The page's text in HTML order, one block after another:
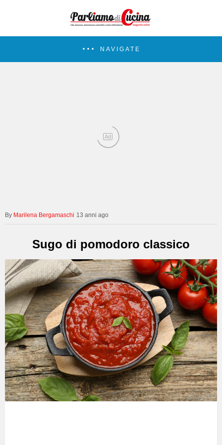
NAVIGATE
Ad
Marilena Bergamaschi 13 anni ago
Sugo di pomodoro classico